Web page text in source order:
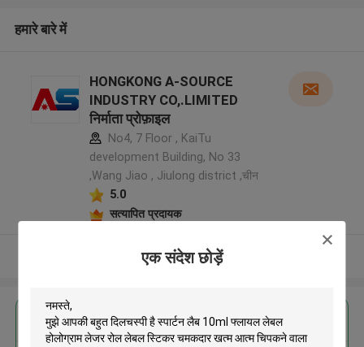
एक संदेश छोड़ें
हमारे बारे में
HONGKONG A-SOURCE
INDUSTRY CO,.LIMITED
निर्माता प्रोफ़ाइल
No4, 7 Floor , KaiTu
development Building, No 33
,Wang Jiao , Jiulong district ,चीन
5.0
सत्यापित प्रदायक
और देखो
सबसे उत्तम प्रतिदान प्राप्त करें